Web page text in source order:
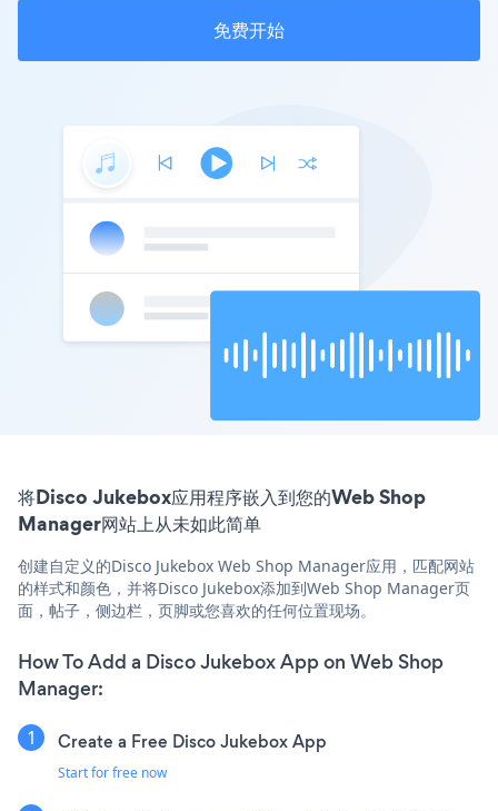
免费开始
将Disco Jukebox应用程序嵌入到您的Web Shop
Manager网站上从未如此简单
创建自定义的Disco Jukebox Web Shop Manager应用，匹配网站
的样式和颜色，并将Disco Jukebox添加到Web Shop Manager页
面，帖子，侧边栏，页脚或您喜欢的任何位置现场。
How To Add a Disco Jukebox App on Web Shop
Manager:
Create a Free Disco Jukebox App
Start for free now